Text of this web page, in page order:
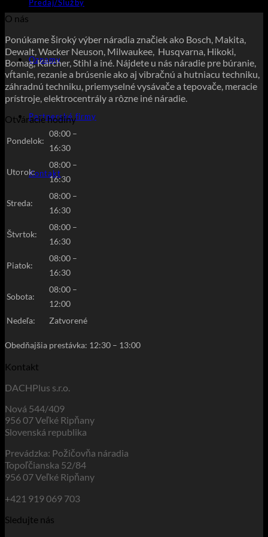
Predaj/Služby
Oznamy
Partnerské firmy
Kontakt
O nás
Ponúkame široký výber náradia značiek ako Bosch, Makita,
Dewalt, Wacker Neuson, Milwaukee, Husqvarna, Hikoki,
Bomag, Kärcher, Stihl a iné. Nájdete u nás náradie pre búranie,
vŕtanie, rezanie a brúsenie ako aj vibračnú a hutniacu techniku,
záhradnú techniku, priemyselné vysávače a tepovače, meracie
prístroje, elektrocentrály a rôzne iné náradie.
Otváracie hodiny
Pondelok:
08:00 –
16:30
Utorok:
08:00 –
16:30
Streda:
08:00 –
16:30
Štvrtok:
08:00 –
16:30
Piatok:
08:00 –
16:30
Sobota:
08:00 –
12:00
Nedeľa:
Zatvorené
Obedňajšia prestávka: 12:30 – 13:00
Kontakt
DACHPlus s.r.o.
Nová 544/409
956 07 Veľké Ripňany
Slovenská republika
Prevádzka: Požičovňa náradia
Topoľčianska 52/84
956 07 Veľké Ripňany
+421 919 069 703
Sledujte nás